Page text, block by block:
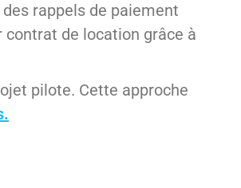
rappels de paiement
de location grâce à
pilote. Cette approche